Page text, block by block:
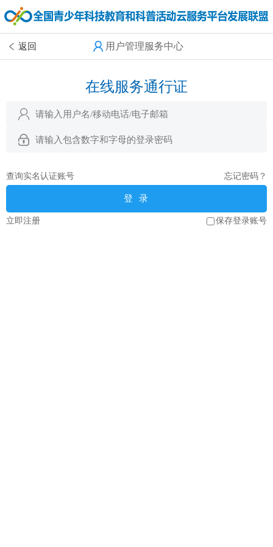
返回 用户管理服务中心
在线服务通行证
查询实名认证账号 忘记密码？
登 录
立即注册 保存登录账号